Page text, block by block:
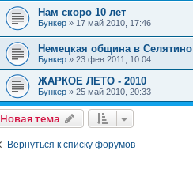
Нам скоро 10 лет
Бункер » 17 май 2010, 17:46
Немецкая община в Селятино
Бункер » 23 фев 2011, 10:04
ЖАРКОЕ ЛЕТО - 2010
Бункер » 25 май 2010, 20:33
Новая тема
Вернуться к списку форумов